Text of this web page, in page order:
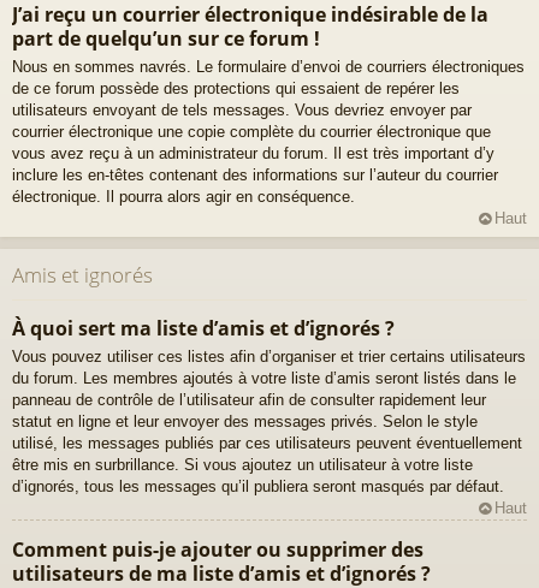
J’ai reçu un courrier électronique indésirable de la
part de quelqu’un sur ce forum !
Nous en sommes navrés. Le formulaire d’envoi de courriers électroniques
de ce forum possède des protections qui essaient de repérer les
utilisateurs envoyant de tels messages. Vous devriez envoyer par
courrier électronique une copie complète du courrier électronique que
vous avez reçu à un administrateur du forum. Il est très important d’y
inclure les en-têtes contenant des informations sur l’auteur du courrier
électronique. Il pourra alors agir en conséquence.
Haut
Amis et ignorés
À quoi sert ma liste d’amis et d’ignorés ?
Vous pouvez utiliser ces listes afin d’organiser et trier certains utilisateurs
du forum. Les membres ajoutés à votre liste d’amis seront listés dans le
panneau de contrôle de l’utilisateur afin de consulter rapidement leur
statut en ligne et leur envoyer des messages privés. Selon le style
utilisé, les messages publiés par ces utilisateurs peuvent éventuellement
être mis en surbrillance. Si vous ajoutez un utilisateur à votre liste
d’ignorés, tous les messages qu’il publiera seront masqués par défaut.
Haut
Comment puis-je ajouter ou supprimer des
utilisateurs de ma liste d’amis et d’ignorés ?